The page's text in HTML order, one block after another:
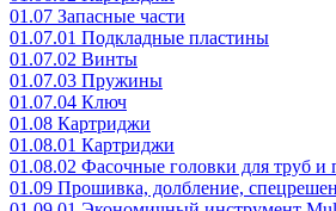
01.07 Запасные части
01.07.01 Подкладные пластины
01.07.02 Винты
01.07.03 Пружины
01.07.04 Ключ
01.08 Картриджи
01.08.01 Картриджи
01.08.02 Фасочные головки для труб и
01.09 Прошивка, долбление,